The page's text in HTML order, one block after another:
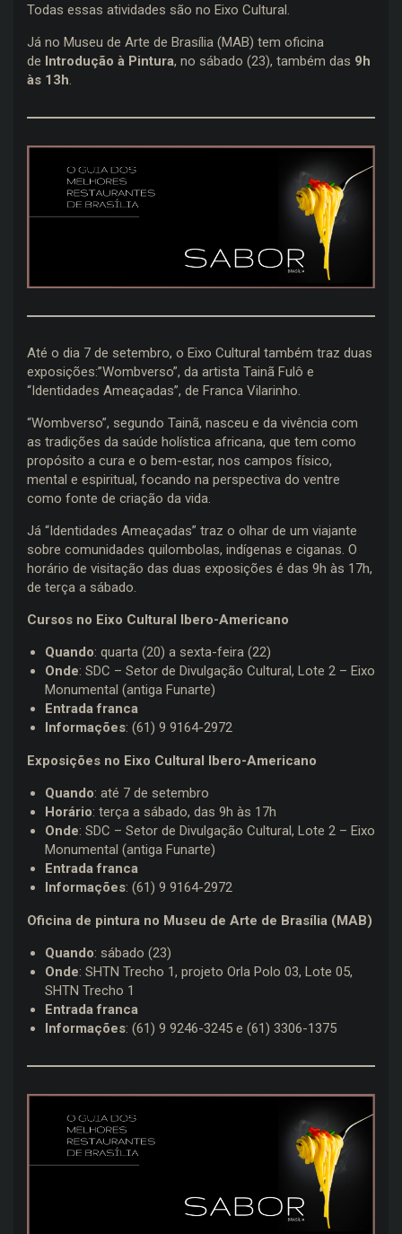
Todas essas atividades são no Eixo Cultural.
Já no Museu de Arte de Brasília (MAB) tem oficina
de Introdução à Pintura, no sábado (23), também das 9h
às 13h.
Até o dia 7 de setembro, o Eixo Cultural também traz duas
exposições:”Wombverso”, da artista Tainã Fulô e
“Identidades Ameaçadas”, de Franca Vilarinho.
“Wombverso”, segundo Tainã, nasceu e da vivência com
as tradições da saúde holística africana, que tem como
propósito a cura e o bem-estar, nos campos físico,
mental e espiritual, focando na perspectiva do ventre
como fonte de criação da vida.
Já “Identidades Ameaçadas” traz o olhar de um viajante
sobre comunidades quilombolas, indígenas e ciganas. O
horário de visitação das duas exposições é das 9h às 17h,
de terça a sábado.
Cursos no Eixo Cultural Ibero-Americano
Quando: quarta (20) a sexta-feira (22)
Onde: SDC – Setor de Divulgação Cultural, Lote 2 – Eixo
Monumental (antiga Funarte)
Entrada franca
Informações: (61) 9 9164-2972
Exposições no Eixo Cultural Ibero-Americano
Quando: até 7 de setembro
Horário: terça a sábado, das 9h às 17h
Onde: SDC – Setor de Divulgação Cultural, Lote 2 – Eixo
Monumental (antiga Funarte)
Entrada franca
Informações: (61) 9 9164-2972
Oficina de pintura no Museu de Arte de Brasília (MAB)
Quando: sábado (23)
Onde: SHTN Trecho 1, projeto Orla Polo 03, Lote 05,
SHTN Trecho 1
Entrada franca
Informações: (61) 9 9246-3245 e (61) 3306-1375